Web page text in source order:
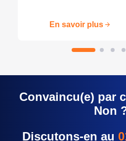
En savoir plus
Convaincu(e) par
Non
Discutons-en au